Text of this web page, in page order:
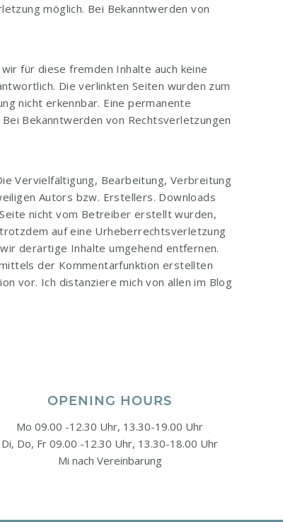
möglich. Bei Bekanntwerden von
für diese fremden Inhalte auch keine
Die verlinkten Seiten wurden zum
nicht erkennbar. Eine permanente
Bekanntwerden von Rechtsverletzungen
Vervielfältigung, Bearbeitung, Verbreitung
Autors bzw. Erstellers. Downloads
nicht vom Betreiber erstellt wurden,
auf eine Urheberrechtsverletzung
derartige Inhalte umgehend entfernen.
der Kommentarfunktion erstellten
vor. Ich distanziere mich von allen im Blog
OPENING HOURS
Mo 09.00 -12.30 Uhr, 13.30-19.00 Uhr
Di, Do, Fr 09.00 -12.30 Uhr, 13.30-18.00 Uhr
Mi nach Vereinbarung